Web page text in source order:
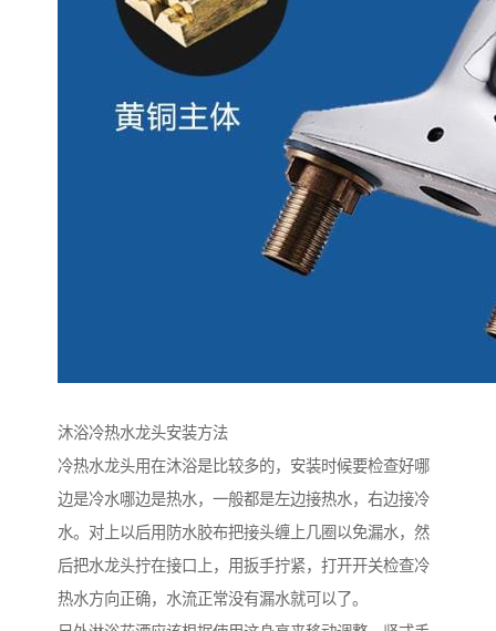
沐浴冷热水龙头安装方法
冷热水龙头用在沐浴是比较多的，安装时候要检查好哪
边是冷水哪边是热水，一般都是左边接热水，右边接冷
水。对上以后用防水胶布把接头缠上几圈以免漏水，然
后把水龙头拧在接口上，用扳手拧紧，打开开关检查冷
热水方向正确，水流正常没有漏水就可以了。